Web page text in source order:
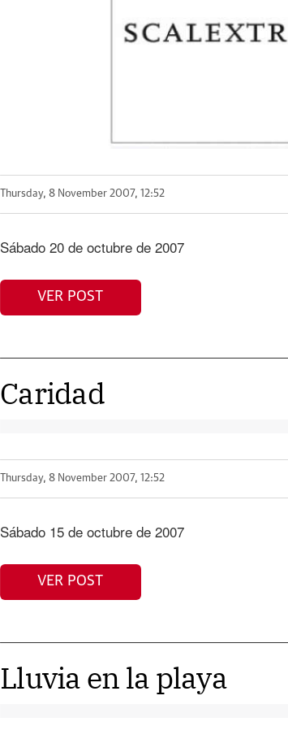
Thursday, 8 November 2007, 12:52
Sábado 20 de octubre de 2007
VER POST
Caridad
Thursday, 8 November 2007, 12:52
Sábado 15 de octubre de 2007
VER POST
Lluvia en la playa